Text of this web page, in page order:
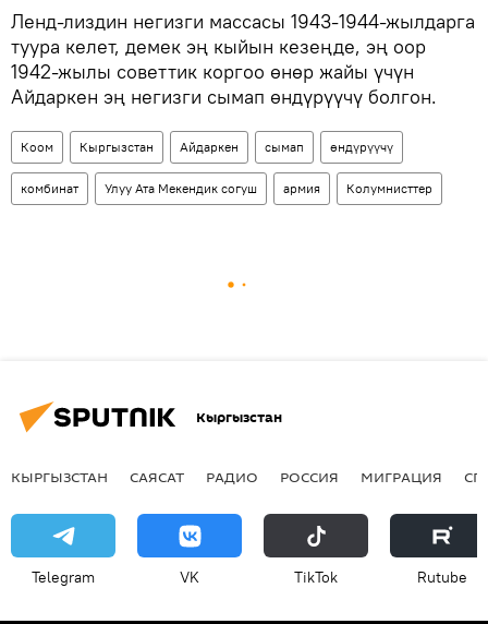
Ленд-лиздин негизги массасы 1943-1944-жылдарга
туура келет, демек эң кыйын кезеңде, эң оор
1942-жылы советтик коргоо өнөр жайы үчүн
Айдаркен эң негизги сымап өндүрүүчү болгон.
Коом Кыргызстан Айдаркен сымап өндүрүүчү
комбинат Улуу Ата Мекендик согуш армия Колумнисттер
Кыргызстан
КЫРГЫЗСТАН САЯСАТ РАДИО РОССИЯ МИГРАЦИЯ
Telegram VK ТikТоk Rutube